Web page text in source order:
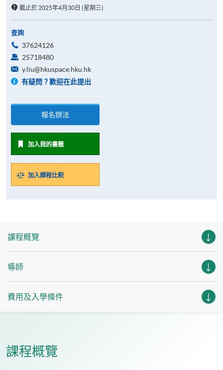
截止於 2025年4月30日 (星期三)
查詢
37624126
25718480
y.liu@hkuspace.hku.hk
有疑問？歡迎在此提出
報名辦法
加入我的書籤
加入課程比較
課程概覽
導師
費用及入學條件
課程概覽